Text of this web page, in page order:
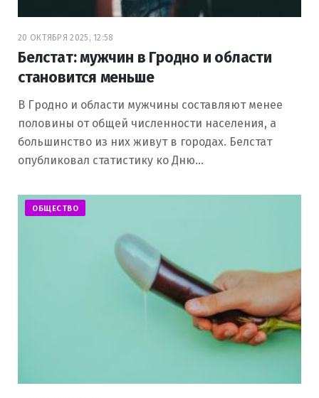
20 ОКТЯБРЯ 2025, 12:58
Белстат: мужчин в Гродно и области
становится меньше
В Гродно и области мужчины составляют менее
половины от общей численности населения, а
большинство из них живут в городах. Белстат
опубликовал статистику ко Дню…
ОБЩЕСТВО